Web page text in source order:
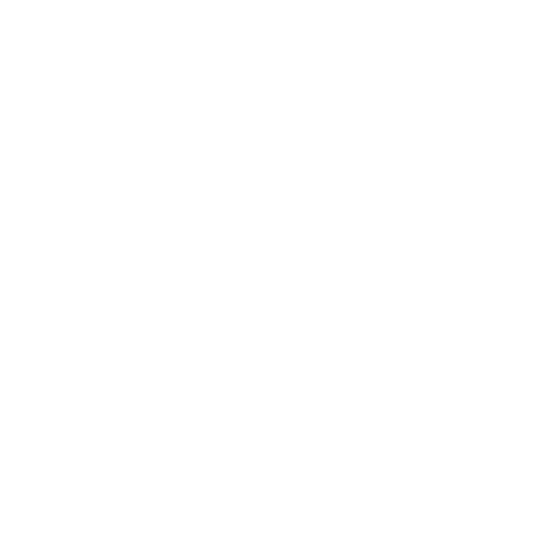
со статьей 9 Федерального закона от 27